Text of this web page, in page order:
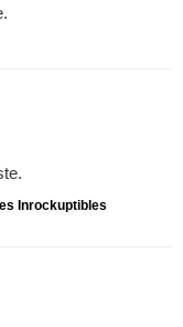
Inrockuptibles